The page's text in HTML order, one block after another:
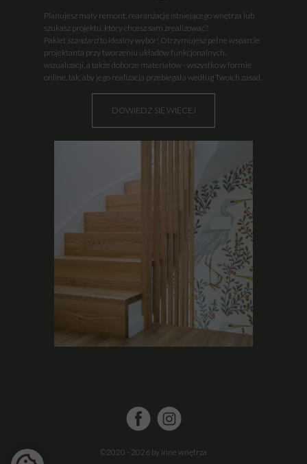
Planujesz mały remont, rearanżację istniejącego wnętrza lub
szukasz projektu, który chcesz sam zrealizować?
Pakiet standardto idealny wybór! Otrzymujesz pełne wsparcie
projektanta przy tworzeniu układów funkcjonalnych,
wizualizacji, a także doborze materiałów - wszystko w formie
online, tak, aby jego realizacja przebiegała według Twoich zasad.
DOWIEDZ SIĘ WIĘCEJ
©2020 - 2026 by inne wnętrza